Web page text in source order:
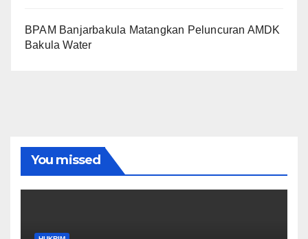
BPAM Banjarbakula Matangkan Peluncuran AMDK
Bakula Water
You missed